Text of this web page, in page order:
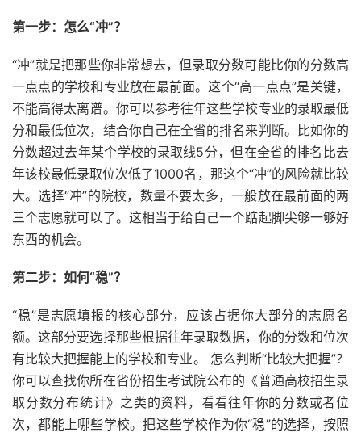
第一步：怎么“冲”？
“冲”就是把那些你非常想去，但录取分数可能比你的分数高
一点点的学校和专业放在最前面。这个“高一点点”是关键，
不能高得太离谱。你可以参考往年这些学校专业的录取最低
分和最低位次，结合你自己在全省的排名来判断。比如你的
分数超过去年某个学校的录取线5分，但在全省的排名比去
年该校最低录取位次低了1000名，那这个“冲”的风险就比较
大。选择“冲”的院校，数量不要太多，一般放在最前面的两
三个志愿就可以了。这相当于给自己一个踮起脚尖够一够好
东西的机会。
第二步：如何“稳”？
“稳”是志愿填报的核心部分，应该占据你大部分的志愿名
额。这部分要选择那些根据往年录取数据，你的分数和位次
有比较大把握能上的学校和专业。 怎么判断“比较大把握”？
你可以查找你所在省份招生考试院公布的《普通高校招生录
取分数分布统计》之类的资料，看看往年你的分数或者位
次，都能上哪些学校。把这些学校作为你“稳”的选择，按照